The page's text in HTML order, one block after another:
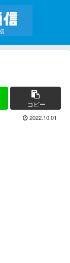
コピー
2022.10.01